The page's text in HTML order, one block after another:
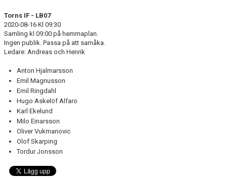
Torns IF - LB07
2020-08-16 Kl 09:30
Samling kl 09:00 på hemmaplan.
Ingen publik. Passa på att samåka.
Ledare: Andreas och Henrik
Anton Hjalmarsson
Emil Magnusson
Emil Ringdahl
Hugo Askelöf Alfaro
Karl Ekelund
Milo Einarsson
Oliver Vukmanovic
Olof Skarping
Tordur Jonsson